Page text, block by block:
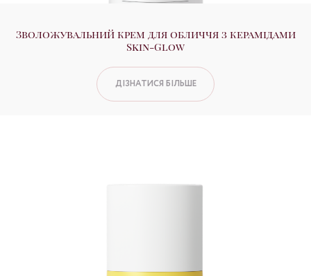
Зволожувальний крем для обличчя з керамідами
Skin-Glow
ДІЗНАТИСЯ БІЛЬШЕ